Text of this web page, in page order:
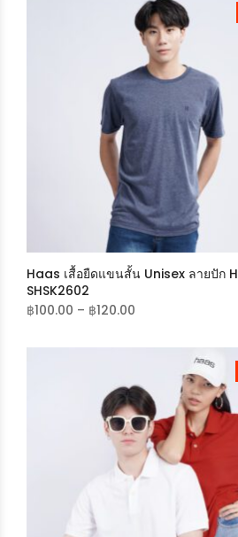
Haas เสื้อยืดแขนสั้น Unisex ลายปัก H
SHSK2602
฿100.00 – ฿120.00